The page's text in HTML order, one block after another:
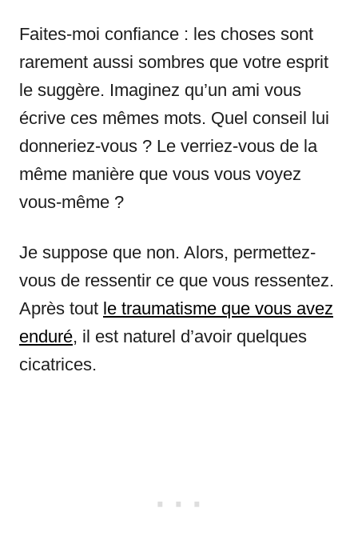
Faites-moi confiance : les choses sont
rarement aussi sombres que votre esprit
le suggère. Imaginez qu’un ami vous
écrive ces mêmes mots. Quel conseil lui
donneriez-vous ? Le verriez-vous de la
même manière que vous vous voyez
vous-même ?
Je suppose que non. Alors, permettez-
vous de ressentir ce que vous ressentez.
Après tout le traumatisme que vous avez
enduré, il est naturel d’avoir quelques
cicatrices.